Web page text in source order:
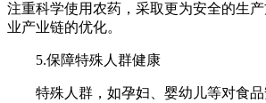
注重科学使用农药，采取更为安全的生
业产业链的优化。
5.保障特殊人群健康
特殊人群，如孕妇、婴幼儿等对食品